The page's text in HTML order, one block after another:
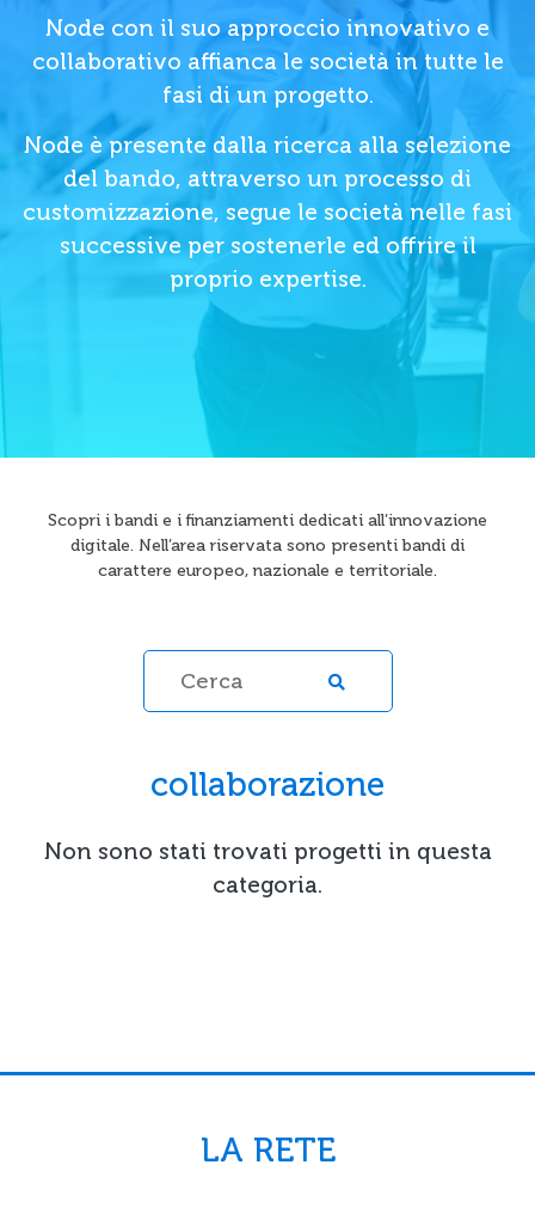
Node con il suo approccio innovativo e
collaborativo affianca le società in tutte le
fasi di un progetto.
Node è presente dalla ricerca alla selezione
del bando, attraverso un processo di
customizzazione, segue le società nelle fasi
successive per sostenerle ed offrire il
proprio expertise.
Scopri i bandi e i finanziamenti dedicati all’innovazione
digitale. Nell’area riservata sono presenti bandi di
carattere europeo, nazionale e territoriale.
collaborazione
Non sono stati trovati progetti in questa
categoria.
LA RETE